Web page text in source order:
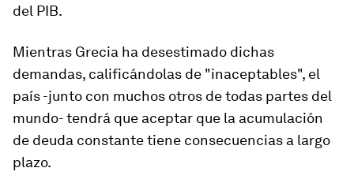
del PIB.
Mientras Grecia ha desestimado dichas
demandas, calificándolas de "inaceptables", el
país -junto con muchos otros de todas partes del
mundo- tendrá que aceptar que la acumulación
de deuda constante tiene consecuencias a largo
plazo.